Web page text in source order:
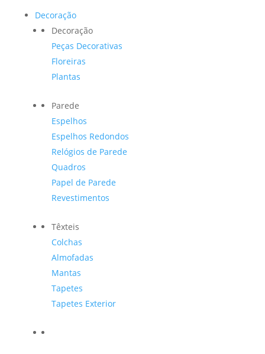
Decoração
Decoração
Peças Decorativas
Floreiras
Plantas
Parede
Espelhos
Espelhos Redondos
Relógios de Parede
Quadros
Papel de Parede
Revestimentos
Têxteis
Colchas
Almofadas
Mantas
Tapetes
Tapetes Exterior